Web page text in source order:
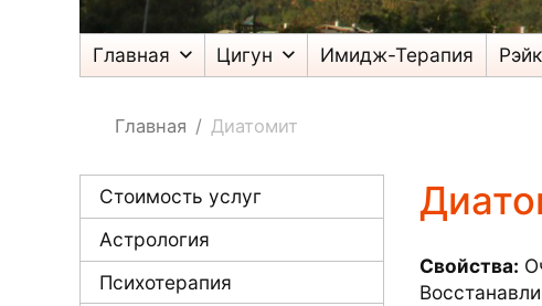
Главная Цигун Имидж-Терапия
Главная Диатомит
Стоимость услуг
Астрология
Психотерапия
Свойства: